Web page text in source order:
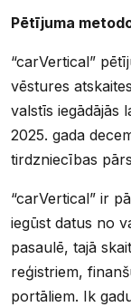
Pētījuma
“carVertical”
vēstures
valstīs iegādājās
2025. gada
tirdzniecības
“carVertical” ir
iegūst datus no
pasaulē, tajā
reģistriem,
portāliem. Ik